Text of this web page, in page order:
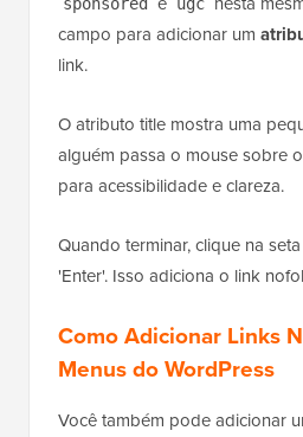
sponsored ugc
campo para adicionar um
link.
O atributo title mostra uma
alguém passa o mouse sobre
para acessibilidade e clareza.
Quando terminar, clique na seta
'Enter'. Isso adiciona o link
Como Adicionar Links
Menus do WordPress
Você também pode adicionar